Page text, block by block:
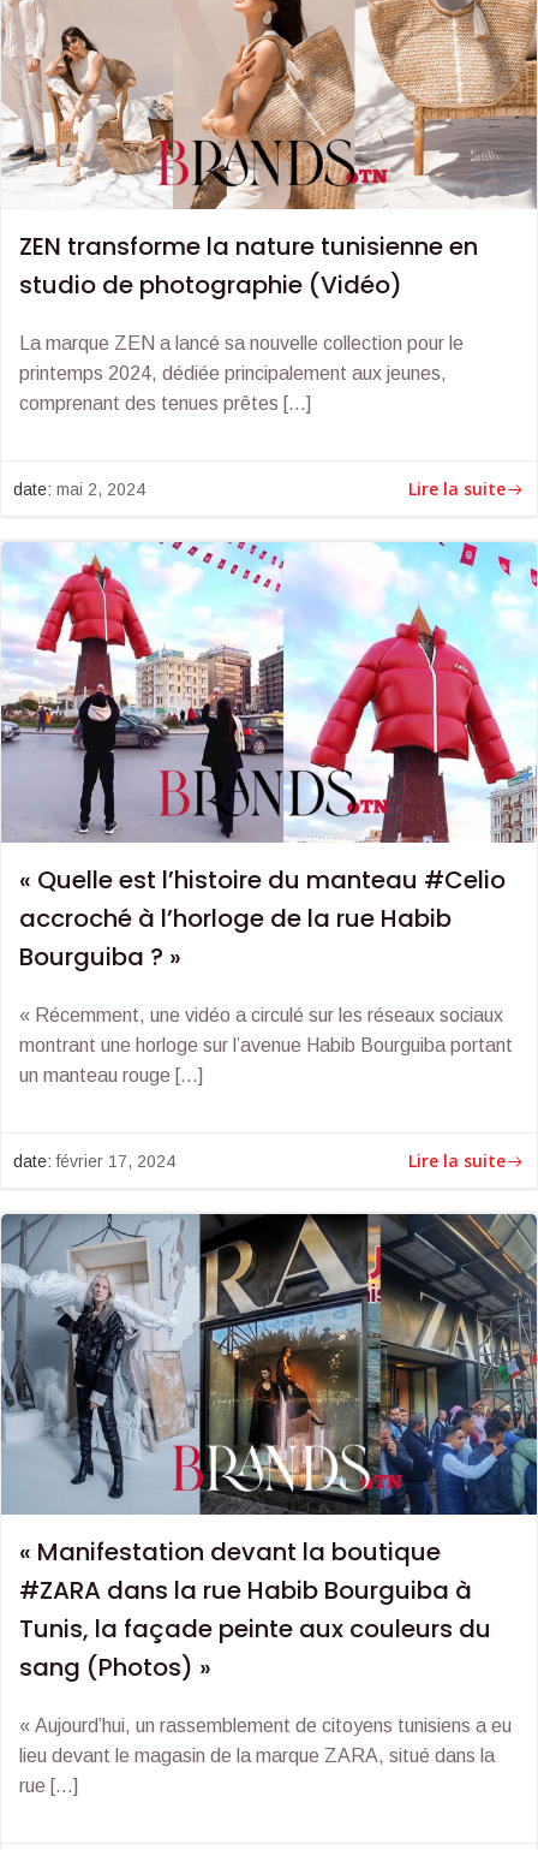
ZEN transforme la nature tunisienne en
studio de photographie (Vidéo)
La marque ZEN a lancé sa nouvelle collection pour le
printemps 2024, dédiée principalement aux jeunes,
comprenant des tenues prêtes […]
date: mai 2, 2024 Lire la suite
« Quelle est l’histoire du manteau #Celio
accroché à l’horloge de la rue Habib
Bourguiba ? »
« Récemment, une vidéo a circulé sur les réseaux sociaux
montrant une horloge sur l’avenue Habib Bourguiba portant
un manteau rouge […]
date:février 17, 2024 Lire la suite
« Manifestation devant la boutique
#ZARA dans la rue Habib Bourguiba à
Tunis, la façade peinte aux couleurs du
sang (Photos) »
« Aujourd’hui, un rassemblement de citoyens tunisiens a eu
lieu devant le magasin de la marque ZARA, situé dans la
rue […]